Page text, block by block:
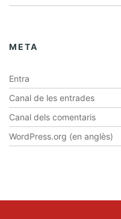
META
Entra
Canal de les entrades
Canal dels comentaris
WordPress.org (en anglès)